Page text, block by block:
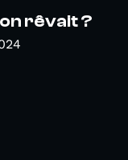
rêvait ?